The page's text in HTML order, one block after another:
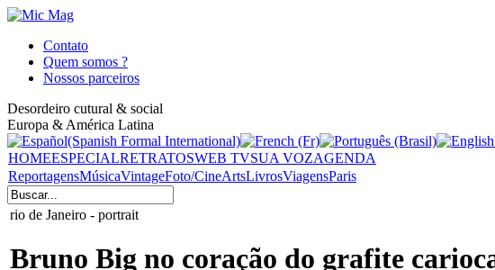
Contato
Quem somos ?
Nossos parceiros
Desordeiro cutural & social
Europa & América Latina
HOMEESPECIALRETRATOSWEB TVSUA VOZAGENDA
ReportagensMúsicaVintageFoto/CineArtsLivrosViagensParis
rio de Janeiro - portrait
Bruno Big no coração do grafite